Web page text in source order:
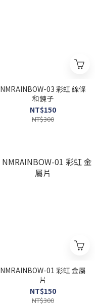
NMRAINBOW-03 彩虹 線條
和鍊子
NT$150
NT$300
NMRAINBOW-01 彩虹 金屬
片
NT$150
NT$300